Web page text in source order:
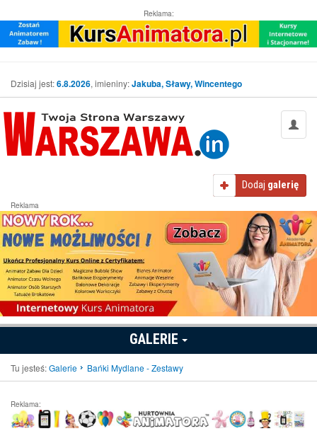
Reklama:
Dzisiaj jest:6.8.2026, imieniny:Jakuba, Sławy, Wincentego
Dodaj galerię
Reklama
GALERIE
Tu jesteś:Galerie Bańki Mydlane - Zestawy
Reklama: